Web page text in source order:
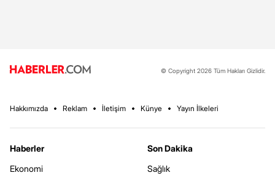
© Copyright 2026 Tüm Hakları Gizlidir.
Hakkımızda Reklam İletişim Künye Yayın İlkeleri
Haberler
Ekonomi
Son Dakika
Sağlık